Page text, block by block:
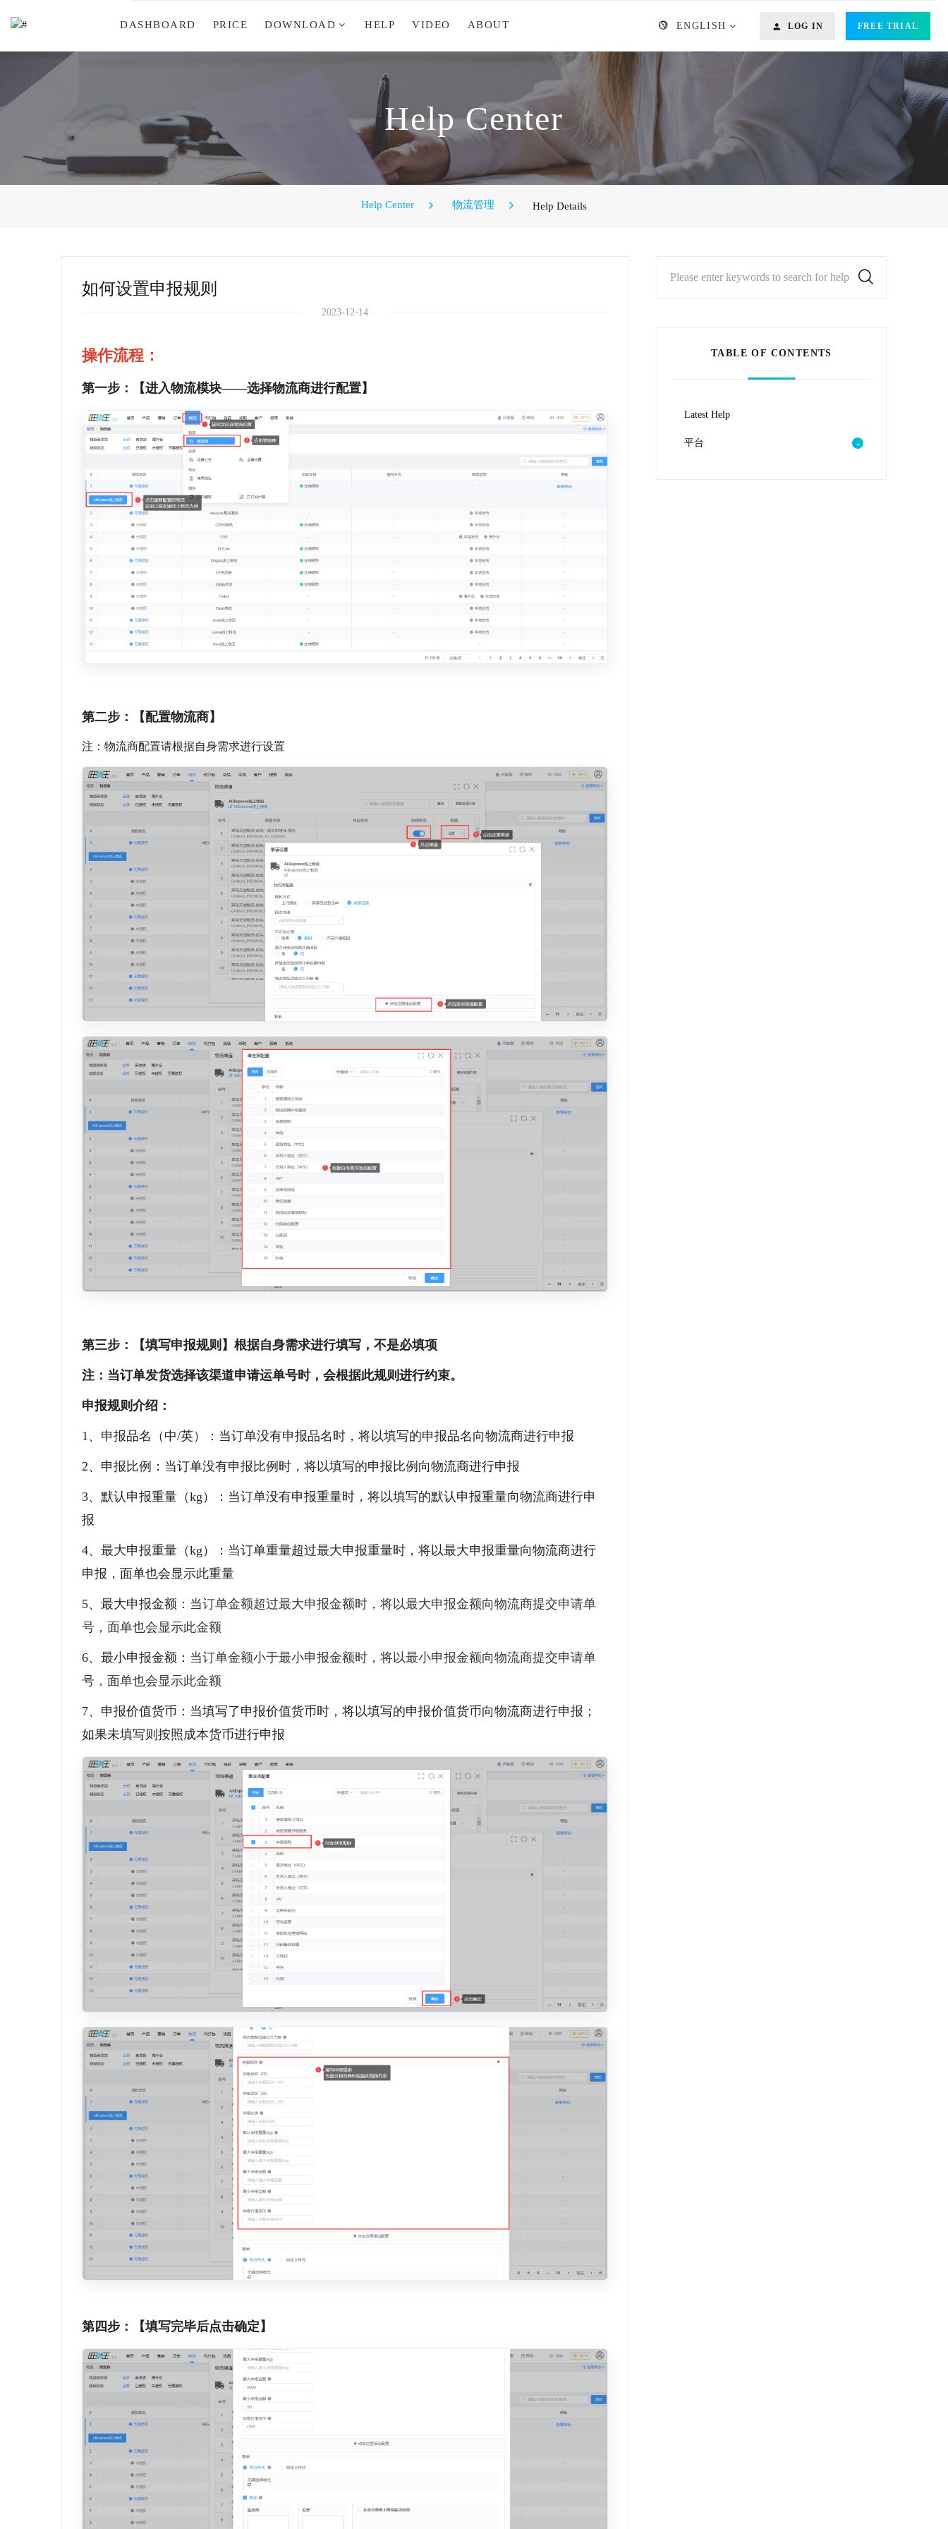
ENGLISH LOG IN FREE TRIAL
DASHBOARD PRICE DOWNLOAD HELP VIDEO ABOUT
Help Center
Help Center 物流管理 Help Details
如何设置申报规则
2023-12-14
操作流程：
第一步：【进入物流模块——选择物流商进行配置】
第二步：【配置物流商】
注：物流商配置请根据自身需求进行设置
第三步：【填写申报规则】根据自身需求进行填写，不是必填项
注：当订单发货选择该渠道申请运单号时，会根据此规则进行约束。
申报规则介绍：
1、申报品名（中/英）：当订单没有申报品名时，将以填写的申报品名向物流商进行申报
2、申报比例：当订单没有申报比例时，将以填写的申报比例向物流商进行申报
3、默认申报重量（kg）：当订单没有申报重量时，将以填写的默认申报重量向物流商进行申
报
4、最大申报重量（kg）：当订单重量超过最大申报重量时，将以最大申报重量向物流商进行
申报，面单也会显示此重量
5、最大申报金额： 当订单金额超过最大申报金额时，将以最大申报金额向物流商提交申请单
号，面单也会显示此金额
6、最小申报金额： 当订单金额小于最小申报金额时，将以最小申报金额向物流商提交申请单
号，面单也会显示此金额
7、申报价值货币：当填写了申报价值货币时，将以填写的申报价值货币向物流商进行申报；
如果未填写则按照成本货币进行申报
第四步：【填写完毕后点击确定】
Please enter keywords to search for help
TABLE OF CONTENTS
Latest Help
平台